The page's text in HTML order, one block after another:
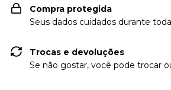
Compra protegida
Seus dados cuidados durante
Trocas e devoluções
Se não gostar, você pode trocar